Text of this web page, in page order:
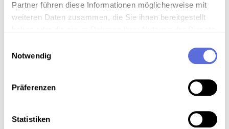
Partner führen diese Informationen möglicherweise mit
weiteren Daten zusammen, die Sie ihnen bereitgestellt
Notwendig
Präferenzen
Statistiken
Download
Metadaten